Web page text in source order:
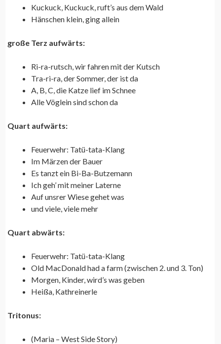
Kuckuck, Kuckuck, ruft’s aus dem Wald
Hänschen klein, ging allein
große Terz aufwärts:
Ri-ra-rutsch, wir fahren mit der Kutsch
Tra-ri-ra, der Sommer, der ist da
A, B, C, die Katze lief im Schnee
Alle Vöglein sind schon da
Quart aufwärts:
Feuerwehr: Tatü-tata-Klang
Im Märzen der Bauer
Es tanzt ein Bi-Ba-Butzemann
Ich geh’ mit meiner Laterne
Auf unsrer Wiese gehet was
und viele, viele mehr
Quart abwärts:
Feuerwehr: Tatü-tata-Klang
Old MacDonald had a farm (zwischen 2. und 3. Ton)
Morgen, Kinder, wird’s was geben
Heißa, Kathreinerle
Tritonus:
(Maria – West Side Story)